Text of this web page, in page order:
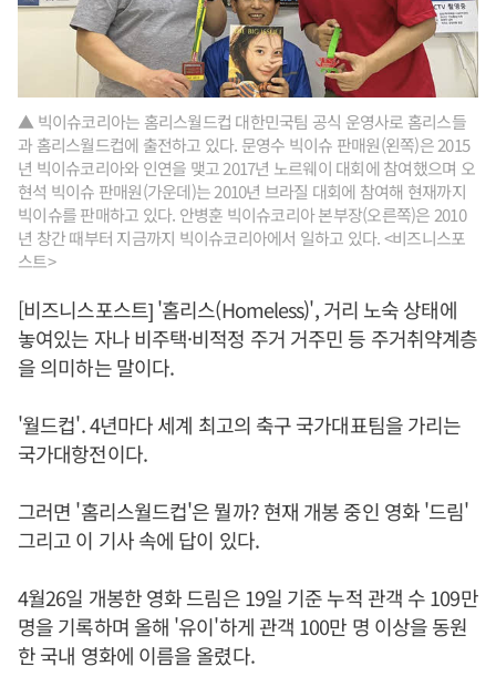
▲ 빅이슈코리아는 홈리스월드컵 대한민국팀 공식 운영사로 홈리스들
과 홈리스월드컵에 출전하고 있다. 문영수 빅이슈 판매원(왼쪽)은 2015
년 빅이슈코리아와 인연을 맺고 2017년 노르웨이 대회에 참여했으며 오
현석 빅이슈 판매원(가운데)는 2010년 브라질 대회에 참여해 현재까지
빅이슈를 판매하고 있다. 안병훈 빅이슈코리아 본부장(오른쪽)은 2010
년 창간 때부터 지금까지 빅이슈코리아에서 일하고 있다. <비즈니스포
스트>
[비즈니스포스트] '홈리스(Homeless)', 거리 노숙 상태에
놓여있는 자나 비주택·비적정 주거 거주민 등 주거취약계층
을 의미하는 말이다.
'월드컵'. 4년마다 세계 최고의 축구 국가대표팀을 가리는
국가대항전이다.
그러면 '홈리스월드컵'은 뭘까? 현재 개봉 중인 영화 '드림'
그리고 이 기사 속에 답이 있다.
4월26일 개봉한 영화 드림은 19일 기준 누적 관객 수 109만
명을 기록하며 올해 '유이'하게 관객 100만 명 이상을 동원
한 국내 영화에 이름을 올렸다.